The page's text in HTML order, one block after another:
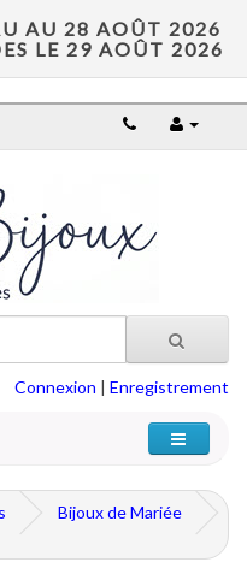
AU 28 AOÛT 2026
LE 29 AOÛT 2026
Connexion | Enregistrement
Bijoux de Mariée